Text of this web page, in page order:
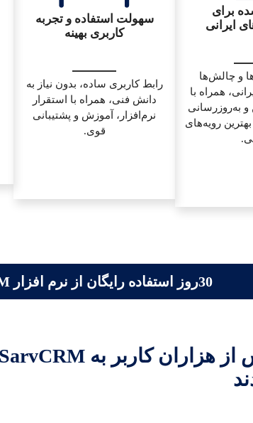
برای
ایرانی
و چالش‌ها
همراه با
و به‌روزرسانی
رویه‌های
سهولت استفاده و تجربه
کاربری بهینه
رابط کاربری ساده، بدون نیاز به
دانش فنی، همراه با استقرار
نرم‌افزار، آموزش و پشتیبانی
قوی.
30روز استفاده رایگان از نرم افزار SarvCRM